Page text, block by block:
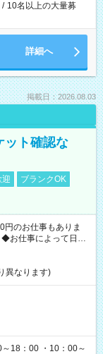
/ 10名以上の大量募
詳細へ
掲載日：2026.08.03
ット確認な
迎
ブランクOK
のお仕事もありま
お仕事によって日給
異なります)
18：00 ・10：00～